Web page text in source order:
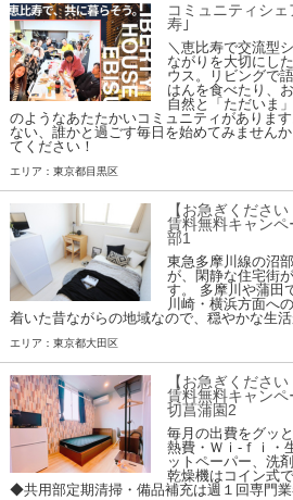
コミュニティシ
寿｣
＼恵比寿で交流型
ながりを大切にし
ウス。リビングで
はんを食べたり、
自然と「ただいま
のようなあたたかいコミュニティがありま
ない、誰かと過ごす毎日を始めてみません
てください！
エリア：東京都目黒区
【お急ぎくださ
賃料無料キャン
部1
東急多摩川線の沼
が、閑静な住宅街
す。 多摩川や蒲田
川崎・横浜方面へ
着いた昔ながらの地域なので、穏やかな生
エリア：東京都大田区
【お急ぎくださ
賃料無料キャン
切菖蒲園2
毎月の出費をグッ
熱費・Ｗｉ-ｆｉ・
ットペーパー、洗
乾燥機はコイン式
◆共用部定期清掃・備品補充は週１回専門業